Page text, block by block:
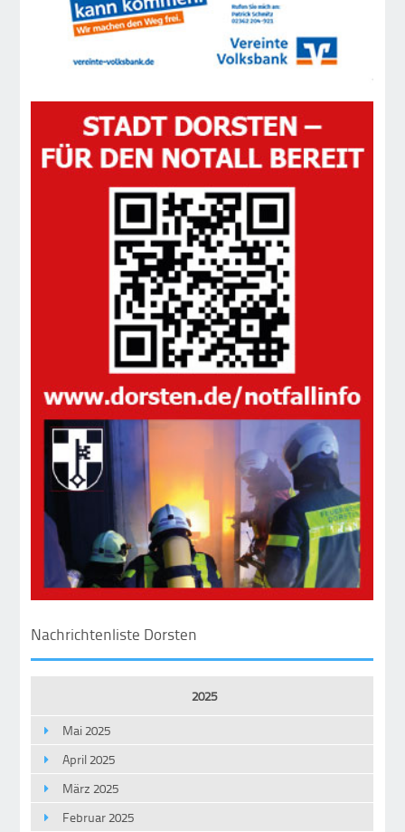
Nachrichtenliste Dorsten
2025
Mai 2025
April 2025
März 2025
Februar 2025